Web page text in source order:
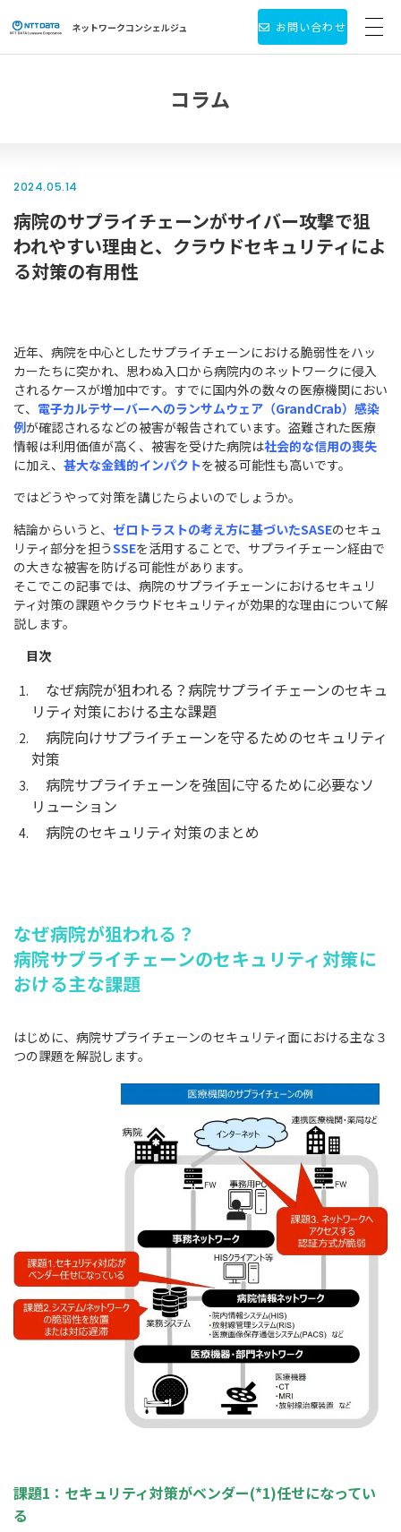
ネットワークコンシェルジュ
新着情報
お問い合わせ
コラム
2024.05.14
病院のサプライチェーンがサイバー攻撃で狙
われやすい理由と、クラウドセキュリティによ
る対策の有用性
近年、病院を中心としたサプライチェーンにおける脆弱性をハッ
カーたちに突かれ、思わぬ入口から病院内のネットワークに侵入
されるケースが増加中です。すでに国内外の数々の医療機関におい
て、 電子カルテサーバーへのランサムウェア（GrandCrab）感染
例が確認されるなどの被害が報告されています。盗難された医療
情報は利用価値が高く、被害を受けた病院は社会的な信用の喪失
に加え、 甚大な金銭的インパクトを被る可能性も高いです。
ではどうやって対策を講じたらよいのでしょうか。
結論からいうと、 ゼロトラストの考え方に基づいたSASEのセキュ
リティ部分を担うSSEを活用することで、サプライチェーン経由で
の大きな被害を防げる可能性があります。
そこでこの記事では、病院のサプライチェーンにおけるセキュリ
ティ対策の課題やクラウドセキュリティが効果的な理由について解
説します。
目次
なぜ病院が狙われる？病院サプライチェーンのセキュ
リティ対策における主な課題
病院向けサプライチェーンを守るためのセキュリティ
対策
病院サプライチェーンを強固に守るために必要なソ
リューション
病院のセキュリティ対策のまとめ
なぜ病院が狙われる？
病院サプライチェーンのセキュリティ対策に
おける主な課題
はじめに、病院サプライチェーンのセキュリティ面における主な３
つの課題を解説します。
課題1：セキュリティ対策がベンダー(*1)任せになってい
る